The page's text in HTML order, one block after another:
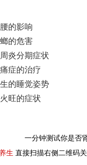
的影响
的危害
炎分期症状
症的治疗
的睡觉姿势
旺的症状
一分钟测试你是否
生 直接扫描右侧二维码